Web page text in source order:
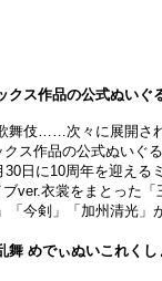
クス作品の公式ぬいぐ
舞伎……次々に展開さ
ス作品の公式ぬいぐ
30日に10周年を迎える
ver.衣裳をまとった「
「今剣」「加州清光」
舞 めでぃぬいこれく